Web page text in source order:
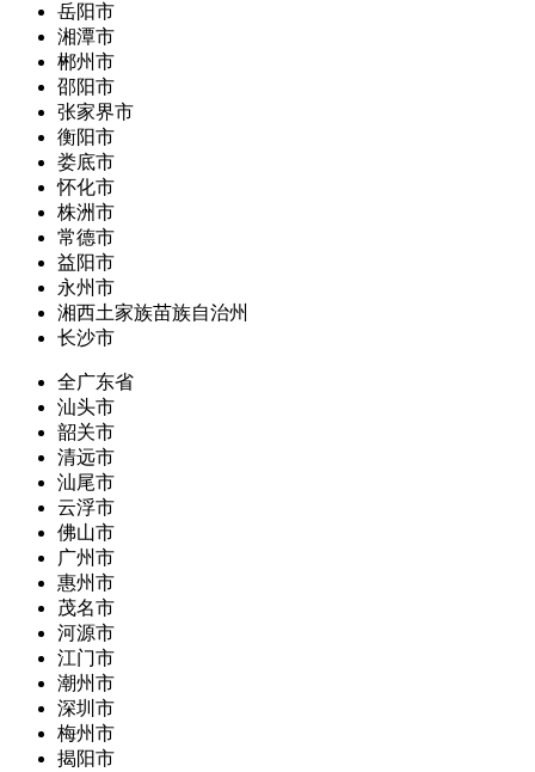
岳阳市
湘潭市
郴州市
邵阳市
张家界市
衡阳市
娄底市
怀化市
株洲市
常德市
益阳市
永州市
湘西土家族苗族自治州
长沙市
全广东省
汕头市
韶关市
清远市
汕尾市
云浮市
佛山市
广州市
惠州市
茂名市
河源市
江门市
潮州市
深圳市
梅州市
揭阳市